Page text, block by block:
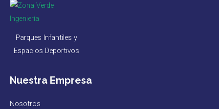
Parques Infantiles y
Espacios Deportivos
Nuestra Empresa
Nosotros